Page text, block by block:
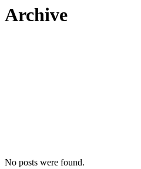
Archive
No posts were found.